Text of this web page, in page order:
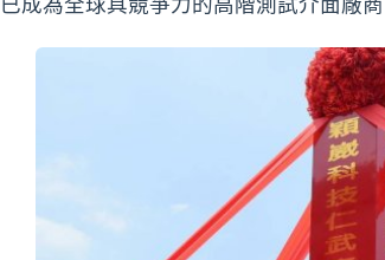
成為全球具競爭力的高階測試介面廠